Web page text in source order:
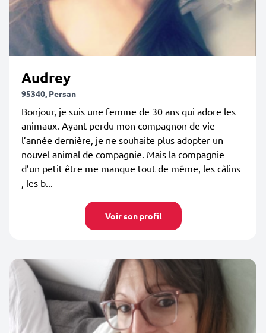
Audrey
95340, Persan
Bonjour, je suis une femme de 30 ans qui adore les
animaux. Ayant perdu mon compagnon de vie
l’année dernière, je ne souhaite plus adopter un
nouvel animal de compagnie. Mais la compagnie
d’un petit être me manque tout de même, les câlins
, les b...
Voir son profil